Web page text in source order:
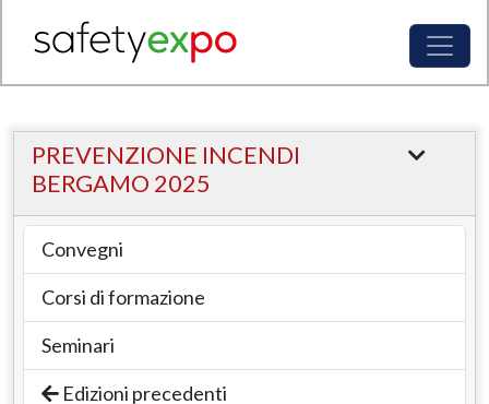
PREVENZIONE INCENDI
BERGAMO 2025
Convegni
Corsi di formazione
Seminari
Edizioni precedenti